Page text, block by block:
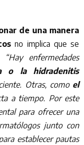
de una manera
no implica que se
“Hay enfermedades
o la hidradenitis
Otras, como el
a tiempo. Por este
para ofrecer una
junto con
establecer pautas